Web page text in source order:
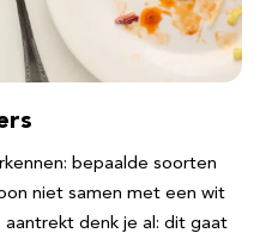
bepaalde soorten
niet samen met een wit
aantrekt denk je al: dit gaat